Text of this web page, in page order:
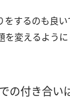
をするのも良
変えるように
の付き合い